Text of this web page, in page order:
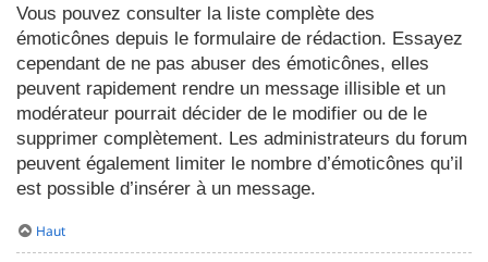
Vous pouvez consulter la liste complète des
émoticônes depuis le formulaire de rédaction. Essayez
cependant de ne pas abuser des émoticônes, elles
peuvent rapidement rendre un message illisible et un
modérateur pourrait décider de le modifier ou de le
supprimer complètement. Les administrateurs du forum
peuvent également limiter le nombre d’émoticônes qu’il
est possible d’insérer à un message.
Haut